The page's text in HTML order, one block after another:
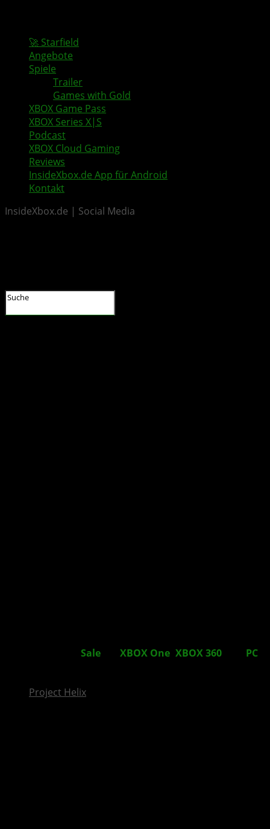
🚀 Starfield
Angebote
Spiele
Trailer
Games with Gold
XBOX Game Pass
XBOX Series X|S
Podcast
XBOX Cloud Gaming
Reviews
InsideXbox.de App für Android
Kontakt
InsideXbox.de | Social Media
Sale XBOX One XBOX 360
PC
Project Helix